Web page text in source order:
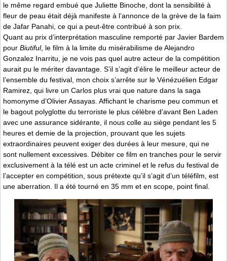
le même regard embué que Juliette Binoche, dont la sensibilité à
fleur de peau était déjà manifeste à l’annonce de la grève de la faim
de Jafar Panahi, ce qui a peut-être contribué à son prix.
Quant au prix d’interprétation masculine remporté par Javier Bardem
pour Biutiful, le film à la limite du misérabilisme de Alejandro
Gonzalez Inarritu, je ne vois pas quel autre acteur de la compétition
aurait pu le mériter davantage. S’il s’agit d’élire le meilleur acteur de
l’ensemble du festival, mon choix s’arrête sur le Vénézuélien Edgar
Ramirez, qui livre un Carlos plus vrai que nature dans la saga
homonyme d’Olivier Assayas. Affichant le charisme peu commun et
le bagout polyglotte du terroriste le plus célèbre d’avant Ben Laden
avec une assurance sidérante, il nous colle au siège pendant les 5
heures et demie de la projection, prouvant que les sujets
extraordinaires peuvent exiger des durées à leur mesure, qui ne
sont nullement excessives. Débiter ce film en tranches pour le servir
exclusivement à la télé est un acte criminel et le refus du festival de
l’accepter en compétition, sous prétexte qu’il s’agit d’un téléfilm, est
une aberration. Il a été tourné en 35 mm et en scope, point final.